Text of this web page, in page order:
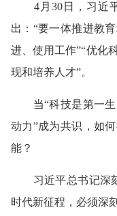
4月30日，习近平
出：“要一体推进教
进、使用工作”“优化
现和培养人才”。
当“科技是第一生
动力”成为共识，如
能？
习近平总书记深刻
时代新征程，必须深